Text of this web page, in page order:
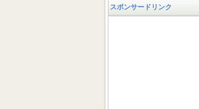
スポンサードリンク